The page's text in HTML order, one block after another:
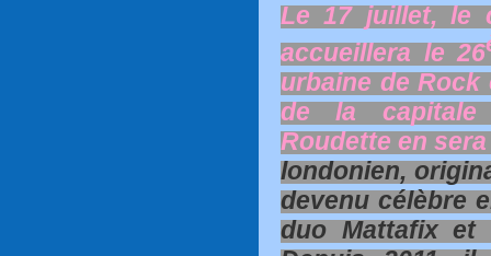
Le 17 juillet, le
accueillera le 26
urbaine de
de la capitale
Roudette en
londonien,
devenu célèbre
duo Mattafix